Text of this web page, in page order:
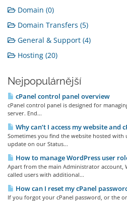
Domain (0)
Domain Transfers (5)
General & Support (4)
Hosting (20)
Nejpopulárnější
cPanel control panel overview
cPanel control panel is designed for
server. End...
Why can’t I access my website and
Sometimes you find the website hosted with
update on our Status...
How to manage WordPress user
Apart from the main Administrator account,
called users with additional...
How can I reset my cPanel
If you forgot your cPanel password, or the